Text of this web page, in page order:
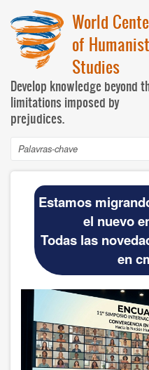
para
conteúdo
principal
World
of Humanist
Studies
Develop knowledge beyond
limitations imposed by
prejudices.
Buscar
principal
INICIO
DOCUMENTOS BÁSICOS
Official materials
WCHS
TEMAS
Estamos
el nuevo
Todas las
en